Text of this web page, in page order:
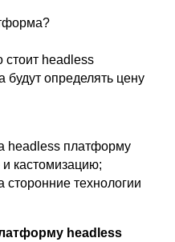
стоит headless
определять цену
headless платформу
кастомизацию;
сторонние технологии
headless